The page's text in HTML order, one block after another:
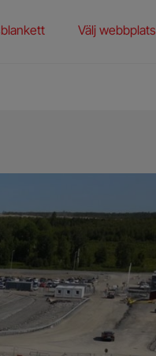
Välj webbplats